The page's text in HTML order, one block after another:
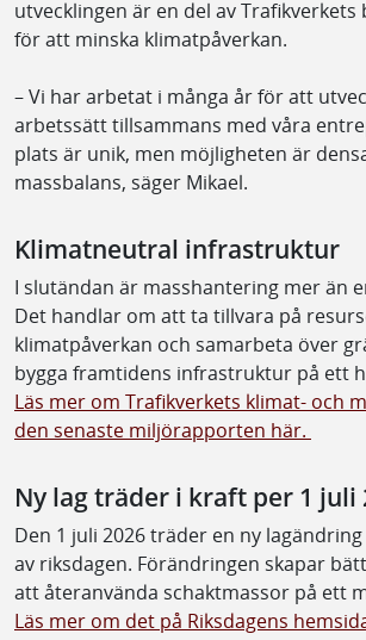
utvecklingen är en del av
för att minska klimatpåverkan.
– Vi har arbetat i många år för att
arbetssätt tillsammans med våra
plats är unik, men möjligheten är
massbalans, säger Mikael.
Klimatneutral infrastruktur
I slutändan är masshantering mer än
Det handlar om att ta tillvara på
klimatpåverkan och samarbeta över
bygga framtidens infrastruktur på ett
Läs mer om Trafikverkets klimat- och
den senaste miljörapporten här.
Ny lag träder i kraft per 1 juli
Den 1 juli 2026 träder en ny
av riksdagen. Förändringen skapar
att återanvända schaktmassor på ett
Läs mer om det på Riksdagens